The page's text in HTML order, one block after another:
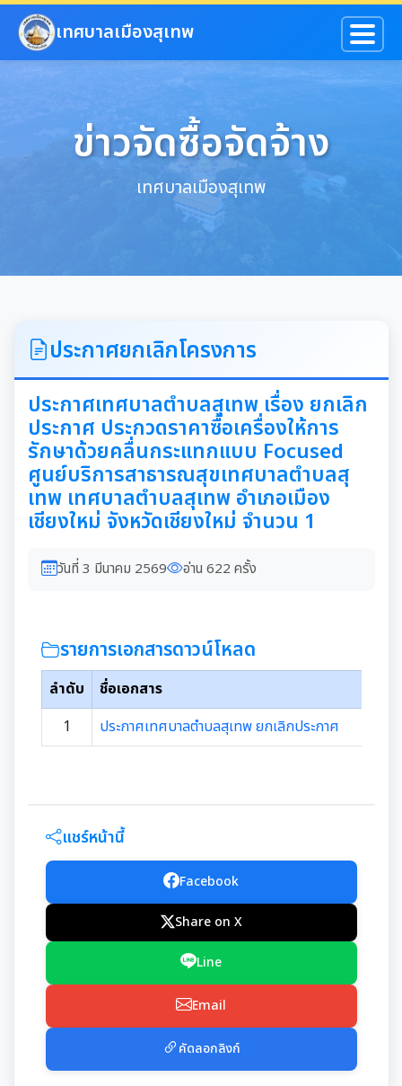
ข้ามไปยังเนื้อหาหลัก
เทศบาลเมืองสุเทพ
ข่าวจัดซื้อจัดจ้าง
เทศบาลเมืองสุเทพ
ประกาศยกเลิกโครงการ
ประกาศเทศบาลตำบลสุเทพ เรื่อง ยกเลิก
ประกาศ ประกวดราคาซื้อเครื่องให้การ
รักษาด้วยคลื่นกระแทกแบบ Focused
ศูนย์บริการสาธารณสุขเทศบาลตำบลสุ
เทพ เทศบาลตำบลสุเทพ อำเภอเมือง
เชียงใหม่ จังหวัดเชียงใหม่ จำนวน 1
วันที่ 3 มีนาคม 2569 อ่าน 622 ครั้ง
รายการเอกสารดาวน์โหลด
ลำดับ
ชื่อเอกสาร
1
ประกาศเทศบาลตำบลสุเทพ ยกเลิกประกาศ
แชร์หน้านี้
Facebook
Share on X
Line
Email
คัดลอกลิงก์